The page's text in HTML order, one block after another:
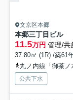
文京区本郷
本郷三丁目ビル
11.5万円 管理/共
37.80㎡ (1R) /築61
丸ノ内線「御茶
公共下水